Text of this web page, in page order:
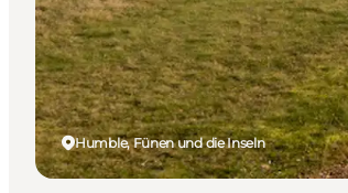
Humble, Fünen und die Inseln